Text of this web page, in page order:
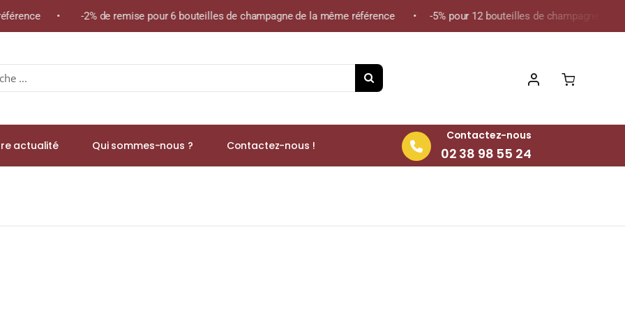
• -2% de remise pour 6 bouteilles de champagne de la même référence • -5% pour 12 bouteilles de champagne de la
actualité Qui sommes-nous ? Contactez-nous !
Contactez-nous
02 38 98 55 24